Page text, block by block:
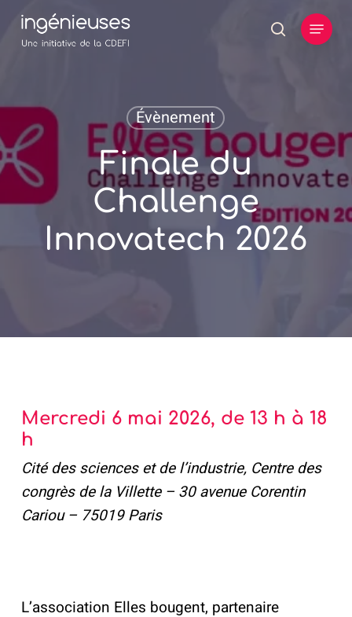
Skip
search
Menu
Évènement
Finale du
Challenge
Innovatech 2026
Mercredi 6 mai 2026, de 13 h à 18
h
Cité des sciences et de l’industrie, Centre des
congrès de la Villette – 30 avenue Corentin
Cariou – 75019 Paris
L’association Elles bougent, partenaire